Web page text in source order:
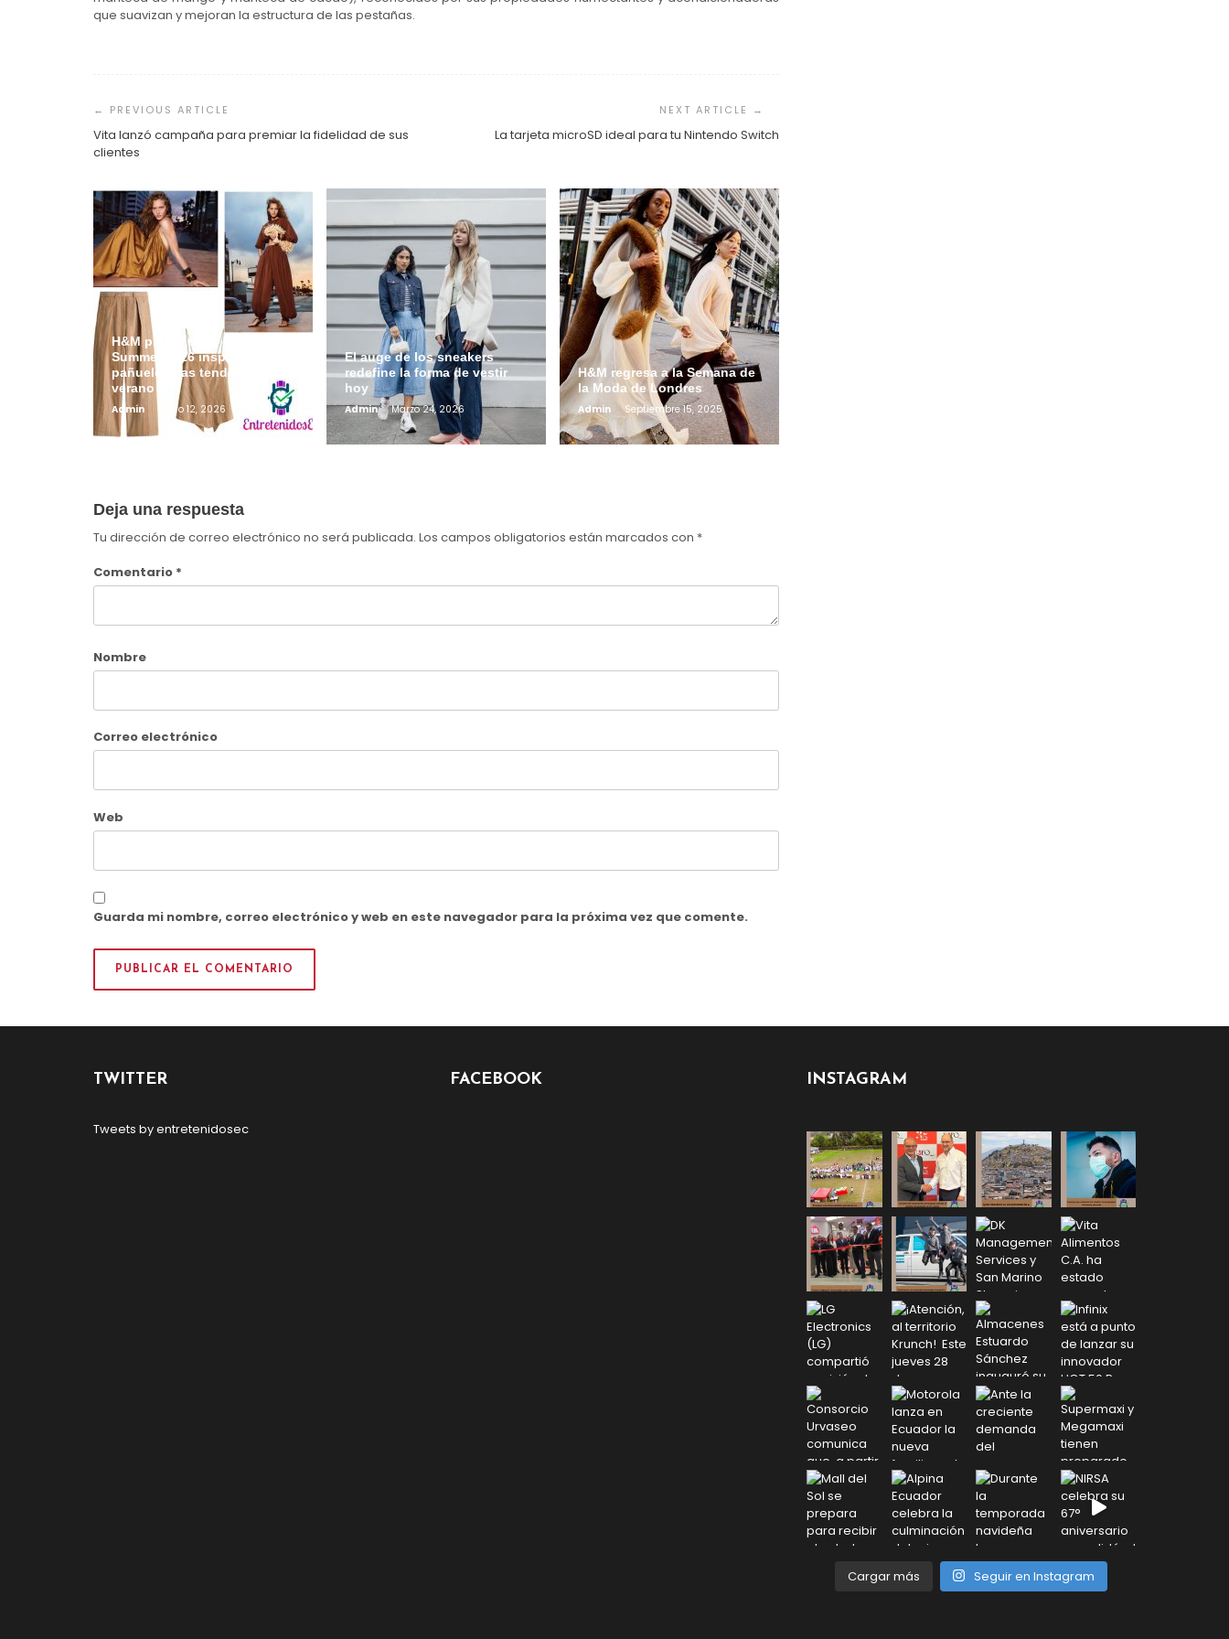
que suavizan y mejoran la estructura de las pestañas.
de
entradas
Vita lanzó campaña para premiar la fidelidad de sus
clientes
La tarjeta microSD ideal para tu Nintendo Switch
H&M presenta su colección
Summer 2026 inspirada en el
pañuelo y las tendencias del
verano
Admin Mayo 12, 2026
El auge de los sneakers
redefine la forma de vestir
hoy
Admin Marzo 24, 2026
H&M regresa a la Semana de
la Moda de Londres
Admin Septiembre 15, 2025
Deja una respuesta
Tu dirección de correo electrónico no será publicada. Los campos obligatorios están marcados con *
Comentario *
Nombre
Correo electrónico
Web
Guarda mi nombre, correo electrónico y web en este navegador para la próxima vez que comente.
TWITTER
Tweets by entretenidosec
FACEBOOK INSTAGRAM
Cargar más Seguir en Instagram